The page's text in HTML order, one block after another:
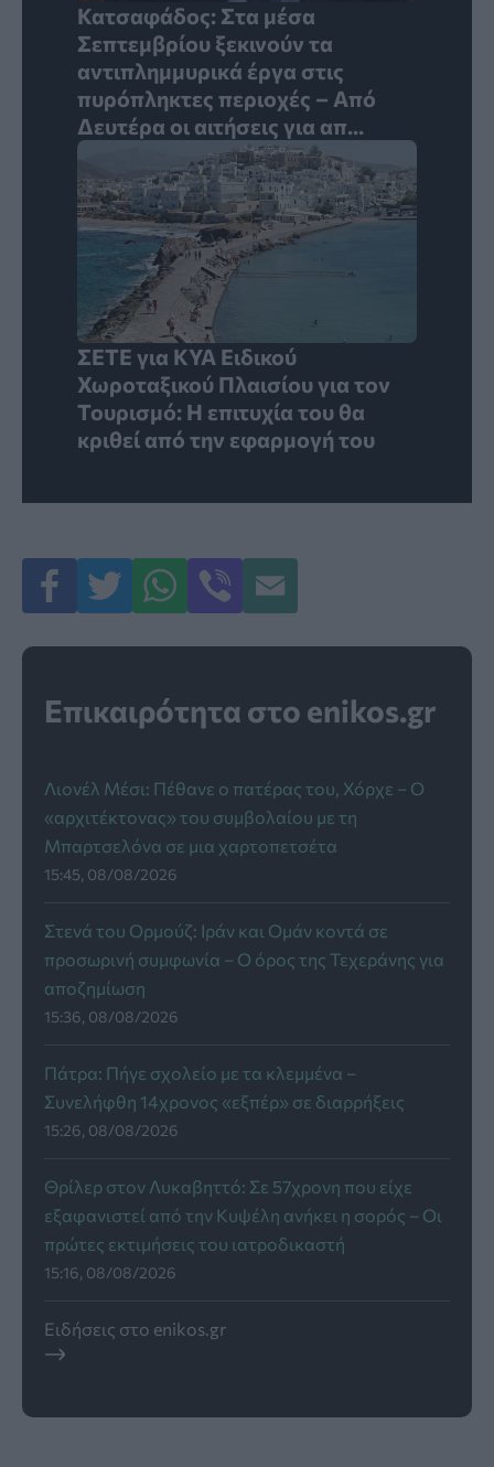
Κατσαφάδος: Στα μέσα
Σεπτεμβρίου ξεκινούν τα
αντιπλημμυρικά έργα στις
πυρόπληκτες περιοχές – Από
Δευτέρα οι αιτήσεις για απ...
ΣΕΤΕ για ΚΥΑ Ειδικού
Χωροταξικού Πλαισίου για τον
Τουρισμό: Η επιτυχία του θα
κριθεί από την εφαρμογή του
Επικαιρότητα στο enikos.gr
Λιονέλ Μέσι: Πέθανε ο πατέρας του, Χόρχε – Ο
«αρχιτέκτονας» του συμβολαίου με τη
Μπαρτσελόνα σε μια χαρτοπετσέτα
15:45, 08/08/2026
Στενά του Ορμούζ: Ιράν και Ομάν κοντά σε
προσωρινή συμφωνία – Ο όρος της Τεχεράνης για
αποζημίωση
15:36, 08/08/2026
Πάτρα: Πήγε σχολείο με τα κλεμμένα –
Συνελήφθη 14χρονος «εξπέρ» σε διαρρήξεις
15:26, 08/08/2026
Θρίλερ στον Λυκαβηττό: Σε 57χρονη που είχε
εξαφανιστεί από την Κυψέλη ανήκει η σορός – Οι
πρώτες εκτιμήσεις του ιατροδικαστή
15:16, 08/08/2026
Ειδήσεις στο enikos.gr